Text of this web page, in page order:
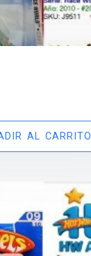
AL CARRITO